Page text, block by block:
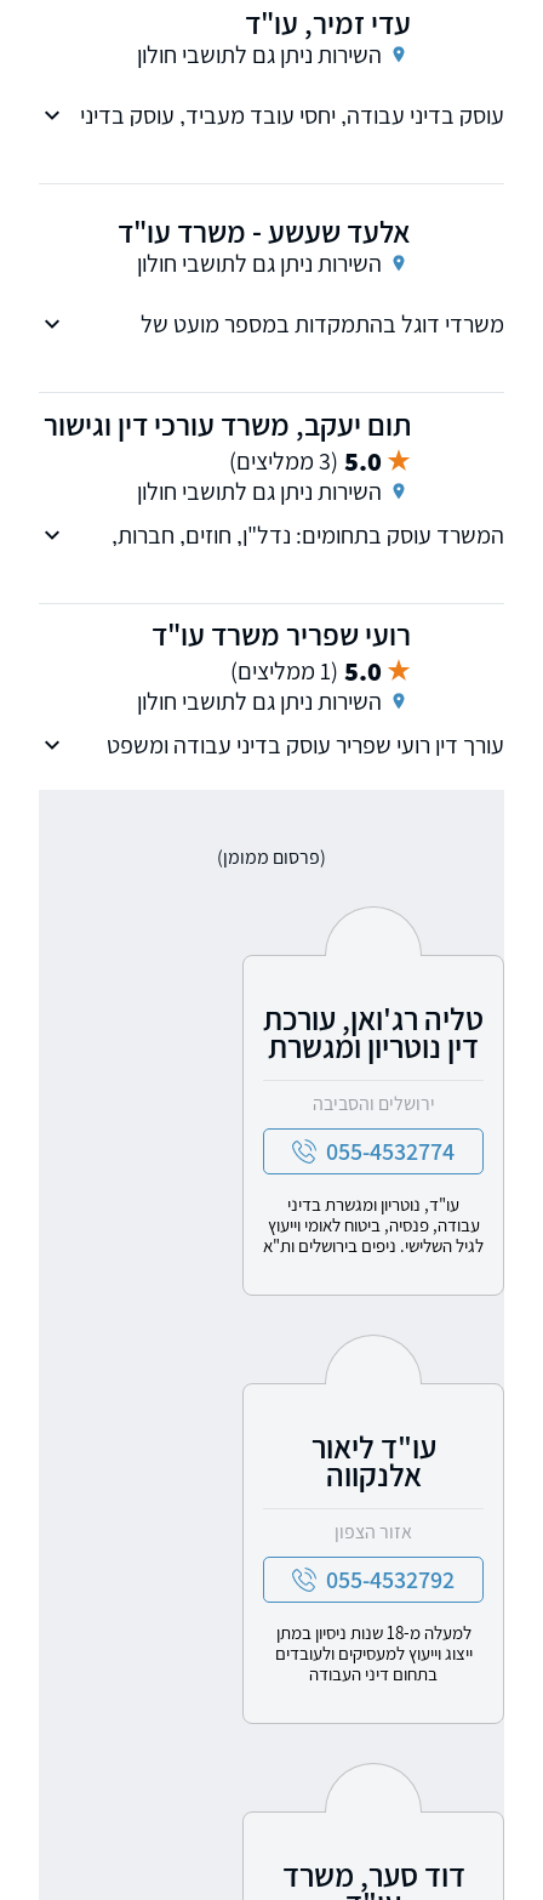
עדי זמיר, עו"ד
השירות ניתן גם לתושבי חולון
עוסק בדיני עבודה, יחסי עובד מעביד, עוסק בדיני
אלעד שעשע - משרד עו"ד
השירות ניתן גם לתושבי חולון
משרדי דוגל בהתמקדות במספר מועט של
תום יעקב, משרד עורכי דין וגישור
5.0 (3 ממליצים)
השירות ניתן גם לתושבי חולון
המשרד עוסק בתחומים: נדל"ן, חוזים, חברות,
רועי שפריר משרד עו"ד
5.0 (1 ממליצים)
השירות ניתן גם לתושבי חולון
עורך דין רועי שפריר עוסק בדיני עבודה ומשפט
(פרסום ממומן)
טליה רג'ואן, עורכת
דין נוטריון ומגשרת
ירושלים והסביבה
055-4532774
עו"ד, נוטריון ומגשרת בדיני
עבודה, פנסיה, ביטוח לאומי וייעוץ
לגיל השלישי. ניפים בירושלים ות"א
עו"ד ליאור
אלנקווה
אזור הצפון
055-4532792
למעלה מ-18 שנות ניסיון במתן
ייצוג וייעוץ למעסיקים ולעובדים
בתחום דיני העבודה
דוד סער, משרד